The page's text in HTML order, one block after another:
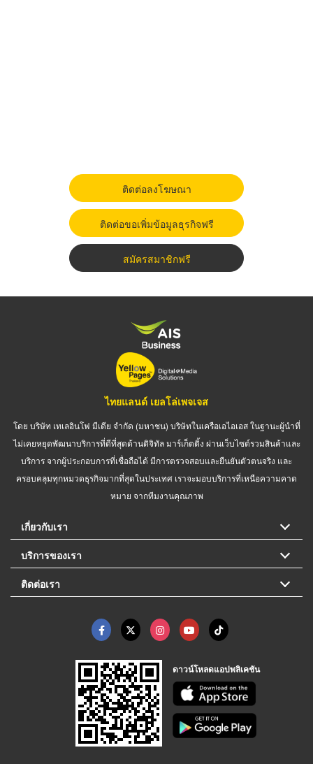
ติดต่อลงโฆษณา
ติดต่อขอเพิ่มข้อมูลธุรกิจฟรี
สมัครสมาชิกฟรี
ไทยแลนด์ เยลโล่เพจเจส
โดย บริษัท เทเลอินโฟ มีเดีย จำกัด (มหาชน) บริษัทในเครือเอไอเอส ในฐานะผู้นำที่
ไม่เคยหยุดพัฒนาบริการที่ดีที่สุดด้านดิจิทัล มาร์เก็ตติ้ง ผ่านเว็บไซต์รวมสินค้าและ
บริการ จากผู้ประกอบการที่เชื่อถือได้ มีการตรวจสอบและยืนยันตัวตนจริง และ
ครอบคลุมทุกหมวดธุรกิจมากที่สุดในประเทศ เราจะมอบบริการที่เหนือความคาด
หมาย จากทีมงานคุณภาพ
เกี่ยวกับเรา
บริการของเรา
ติดต่อเรา
ดาวน์โหลดแอปพลิเคชัน